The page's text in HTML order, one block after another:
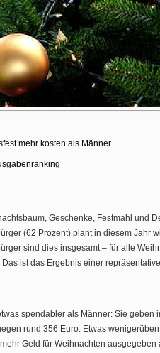
mehr kosten als Männer
Geschenke, Festmahl und
(62 Prozent) plant in diesem Jahr
sind dies insgesamt – für alle
ist das Ergebnis einer
spendabler als Männer: Sie geben
rund 356 Euro. Etwas
Geld für Weihnachten